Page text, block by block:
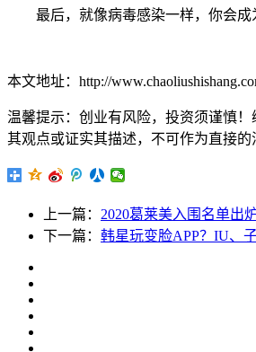
最后，就像病毒感染一样，你会成
本文地址：http://
温馨提示：创业有风险，投资须谨慎！
其观点或证实其描述，不可作为直接的
上一篇： 2020葛莱美入围名单出
下一篇： 韩星玩变脸APP？IU、